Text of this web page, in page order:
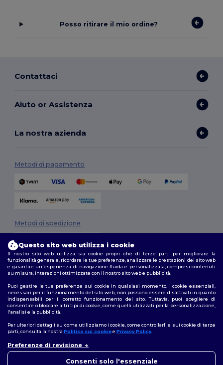
Posso ritirare il mio ordine?
Contattaci
Aiuto or Assistenza
La nostra azienda
Metodi di pagamento
Metodi di spedizione
2026. Tutti i diritti riservati
Termini e Condizioni|Politica di personalizzazione
privacy|Politica sui cookie|Site Map
Seguici
Questo sito web utilizza i cookie
Il nostro sito web utilizza sia cookie propri che di terze parti per migliorare la
funzionalità generale, ricordare le tue preferenze, analizzare le prestazioni del sito web
e garantire un'esperienza di navigazione fluida e personalizzata, compresi contenuti
su misura, interazioni ottimizzate con il nostro sito web e pubblicità.
Puoi gestire le tue preferenze sui cookie in qualsiasi momento. I cookie essenziali,
necessari per il funzionamento del sito web, non possono essere disattivati in quanto
indispensabili per il corretto funzionamento del sito. Tuttavia, puoi scegliere di
consentire o bloccare altri tipi di cookie, come quelli utilizzati per la personalizzazione,
l'analisi e la pubblicità.
Per ulteriori dettagli su come utilizziamo i cookie, come controllarli e sui cookie di terze
parti, consulta la nostra Politica sui cookiee Privacy Policy.
Preferenze di revisione
Consenti solo l'essenziale